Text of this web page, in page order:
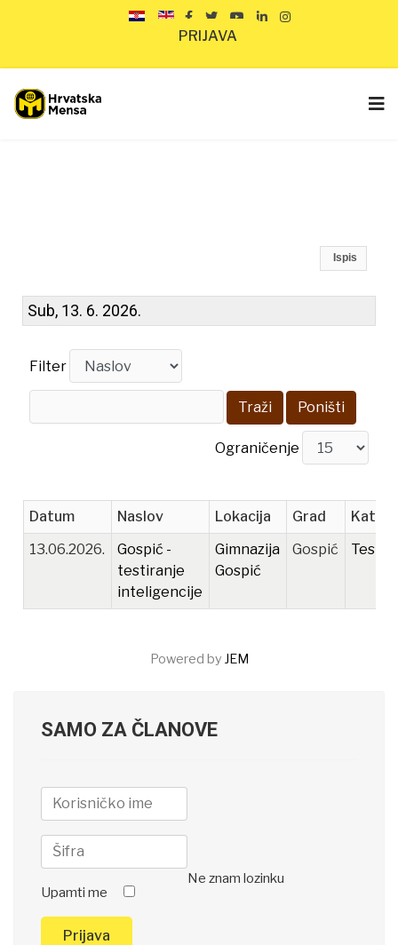
PRIJAVA
Ispis
Sub, 13. 6. 2026.
Filter
Traži Poništi
Ograničenje
Datum Naslov Lokacija Grad
13.06.2026.
Gospić -
testiranje
inteligencije
Gimnazija
Gospić
Gospić
Powered by JEM
SAMO ZA ČLANOVE
Upamti me
Prijava
Ne znam lozinku